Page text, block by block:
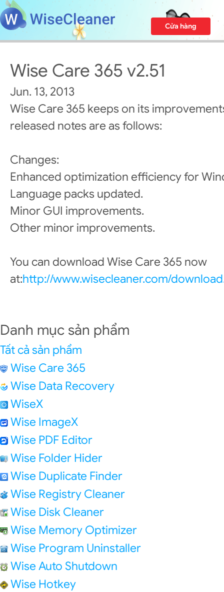
Cửa hàng
Wise Care 365 v2.51
Jun. 13, 2013
Wise Care 365 keeps on its
released notes are as follows:
Changes:
Enhanced optimization efficiency for
Language packs updated.
Minor GUI improvements.
Other minor improvements.
You can download Wise Care 365 now
at:http://www.wisecleaner.com/
Danh mục sản phẩm
Tất cả sản phẩm
Wise Care 365
Wise Data Recovery
WiseX
Wise ImageX
Wise PDF Editor
Wise Folder Hider
Wise Duplicate Finder
Wise Registry Cleaner
Wise Disk Cleaner
Wise Memory Optimizer
Wise Program Uninstaller
Wise Auto Shutdown
Wise Hotkey